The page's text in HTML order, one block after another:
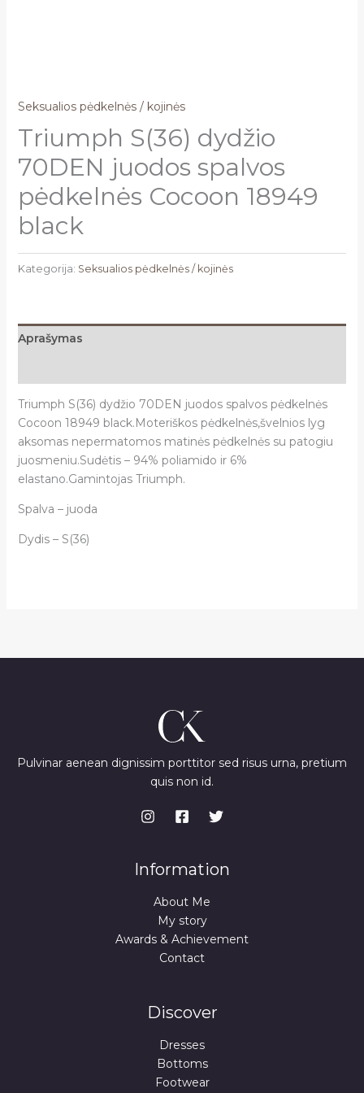
Seksualios pėdkelnės / kojinės
Triumph S(36) dydžio
70DEN juodos spalvos
pėdkelnės Cocoon 18949
black
Kategorija: Seksualios pėdkelnės / kojinės
Aprašymas
Triumph S(36) dydžio 70DEN juodos spalvos pėdkelnės
Cocoon 18949 black.Moteriškos pėdkelnės,švelnios lyg
aksomas nepermatomos matinės pėdkelnės su patogiu
juosmeniu.Sudėtis – 94% poliamido ir 6%
elastano.Gamintojas Triumph.
Spalva – juoda
Dydis – S(36)
Pulvinar aenean dignissim porttitor sed risus urna, pretium
quis non id.
Information
About Me
My story
Awards & Achievement
Contact
Discover
Dresses
Bottoms
Footwear